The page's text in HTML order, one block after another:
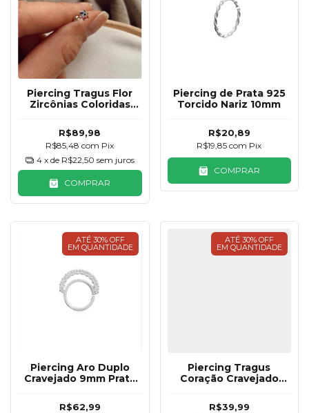
Piercing Tragus Flor
Zircônias Coloridas
R$89,98
R$85,48com Pix
4 x de R$22,50 sem juros
COMPRAR
Piercing de Prata 925
Torcido Nariz 10mm
R$20,89
R$19,85com Pix
COMPRAR
ATÉ 30% OFF
EM QUANTIDADE
Piercing Aro Duplo
Cravejado 9mm Prata
R$62,99
ATÉ 30% OFF
EM QUANTIDADE
Piercing Tragus
Coração Cravejado
R$39,99